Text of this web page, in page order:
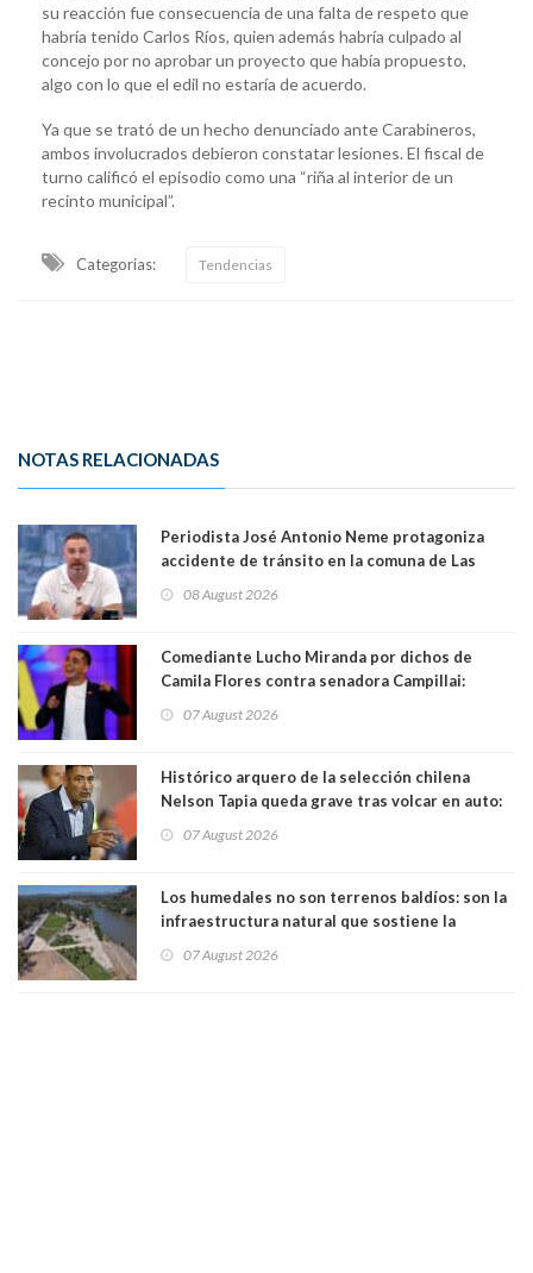
su reacción fue consecuencia de una falta de respeto que
habría tenido Carlos Ríos, quien además habría culpado al
concejo por no aprobar un proyecto que había propuesto,
algo con lo que el edil no estaría de acuerdo.
Ya que se trató de un hecho denunciado ante Carabineros,
ambos involucrados debieron constatar lesiones. El fiscal de
turno calificó el episodio como una “riña al interior de un
recinto municipal”.
Categorias: Tendencias
NOTAS RELACIONADAS
Periodista José Antonio Neme protagoniza
accidente de tránsito en la comuna de Las
08 August 2026
Comediante Lucho Miranda por dichos de
Camila Flores contra senadora Campillai:
forma de quitar dignidad"
07 August 2026
Histórico arquero de la selección chilena
Nelson Tapia queda grave tras volcar en auto:
07 August 2026
Los humedales no son terrenos baldíos: son la
infraestructura natural que sostiene la
07 August 2026